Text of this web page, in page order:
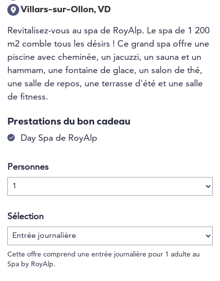
Villars-sur-Ollon, VD
Revitalisez-vous au spa de RoyAlp. Le spa de 1 200
m2 comble tous les désirs ! Ce grand spa offre une
piscine avec cheminée, un jacuzzi, un sauna et un
hammam, une fontaine de glace, un salon de thé,
une salle de repos, une terrasse d'été et une salle
de fitness.
Prestations du bon cadeau
Day Spa de RoyAlp
Personnes
Sélection
Cette offre comprend une entrée journalière pour 1 adulte au
Spa by RoyAlp.